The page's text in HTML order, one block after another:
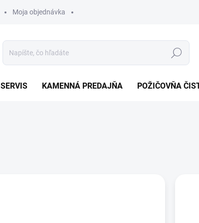
Moja objednávka
Hľadať
SERVIS KAMENNÁ PREDAJŇA POŽIČOVŇA